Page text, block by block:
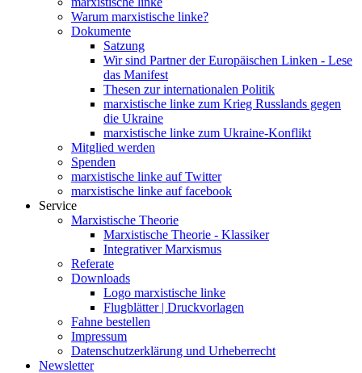
Warum marxistische linke?
Dokumente
Satzung
Wir sind Partner der Europäischen Linken - Lese
das Manifest
Thesen zur internationalen Politik
marxistische linke zum Krieg Russlands gegen
die Ukraine
marxistische linke zum Ukraine-Konflikt
Mitglied werden
Spenden
marxistische linke auf Twitter
marxistische linke auf facebook
Service
Marxistische Theorie
Marxistische Theorie - Klassiker
Integrativer Marxismus
Referate
Downloads
Logo marxistische linke
Flugblätter | Druckvorlagen
Fahne bestellen
Impressum
Datenschutzerklärung und Urheberrecht
Newsletter